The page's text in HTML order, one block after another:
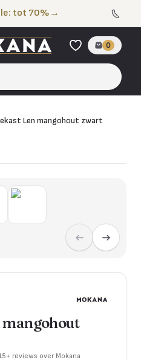
tot 70% →
0
Len mangohout zwart
reviews over Mokana